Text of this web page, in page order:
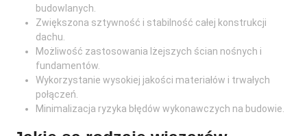
budowlanych.
Zwiększona sztywność i stabilność całej konstrukcji
dachu.
Możliwość zastosowania lżejszych ścian nośnych i
fundamentów.
Wykorzystanie wysokiej jakości materiałów i trwałych
połączeń.
Minimalizacja ryzyka błędów wykonawczych na budowie.